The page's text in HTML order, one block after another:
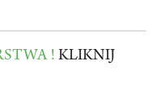
! KLIKNIJ